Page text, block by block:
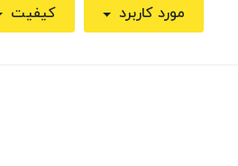
مورد کاربرد کیفیت